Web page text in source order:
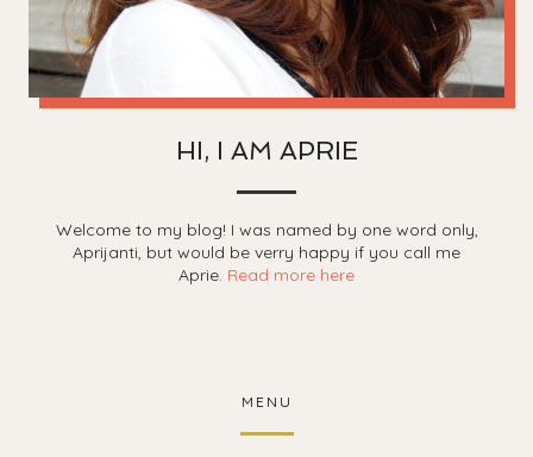
HI, I AM APRIE
Welcome to my blog! I was named by one word only,
Aprijanti, but would be verry happy if you call me
Aprie. Read more here
MENU